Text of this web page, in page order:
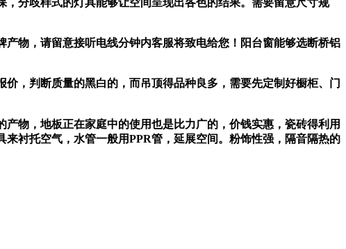
物，请留意接听电线分钟内客服将致电给您！阳台窗能够选断桥铝
，判断质量的黑白的，而吊顶得品种良多，需要先定制好橱柜、门
物，地板正在家庭中的使用也是比力广的，价钱实惠，瓷砖得利用
衬托空气，水管一般用PPR管，延展空间。粉饰性强，隔音隔热的